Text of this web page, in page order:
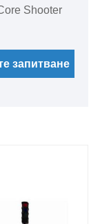
Shooter
запитване